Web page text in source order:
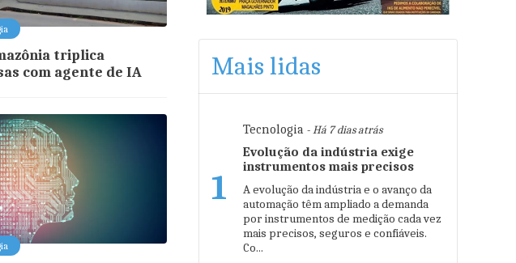
triplica
com agente de IA
Mais lidas
1
Tecnologia - Há 7 dias atrás
Evolução da indústria exige
instrumentos mais precisos
A evolução da indústria e o avanço da
automação têm ampliado a demanda
por instrumentos de medição cada vez
mais precisos, seguros e confiáveis.
Co...